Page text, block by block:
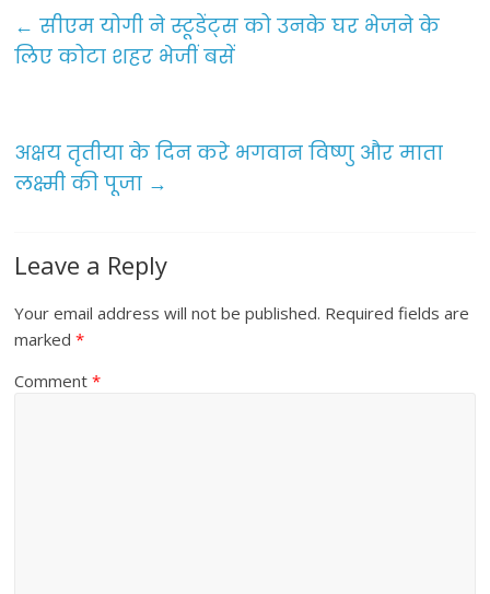
e
b
o
k
er l e
← सीएम योगी ने स्टूडेंट्स को उनके घर भेजने के
लिए कोटा शहर भेजीं बसें
अक्षय तृतीया के दिन करे भगवान विष्णु और माता
लक्ष्मी की पूजा →
Leave a Reply
Your email address will not be published. Required fields are
marked*
Comment*